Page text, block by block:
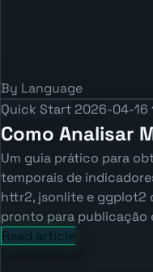
By Language
Quick Start 2026-04-16
Como Analisar
Um guia prático para
temporais de
httr2, jsonlite e ggplot2
pronto para publicação
Read article